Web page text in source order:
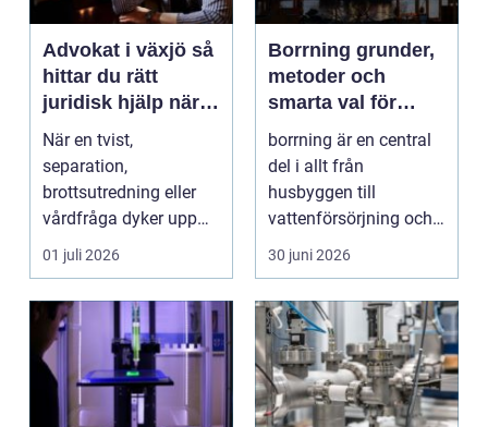
Advokat i växjö så
hittar du rätt
juridisk hjälp när
livet förändras
När en tvist,
separation,
brottsutredning eller
vårdfråga dyker upp
hamnar många i en
situation de a...
01 juli 2026
Borrning grunder,
metoder och
smarta val för
hållbara projekt
borrning är en central
del i allt från
husbyggen till
vattenförsörjning och
stora
infrastrukturproje...
30 juni 2026